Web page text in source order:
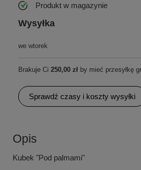
Produkt w magazynie
Wysyłka
we wtorek
Brakuje Ci 250,00 zł by mieć przesyłkę
Sprawdź czasy i koszty wysyłki
Opis
Kubek "Pod palmami"